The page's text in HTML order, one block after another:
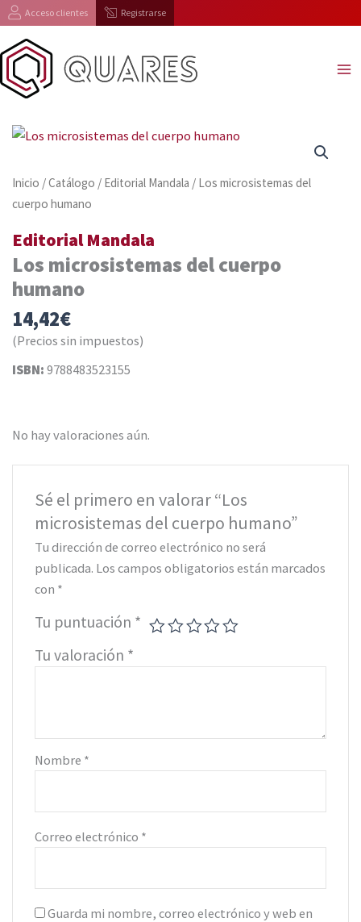
al
contenido
Acceso clientes Registrarse
Inicio /Catálogo / Editorial Mandala / Los microsistemas del
cuerpo humano
Editorial Mandala
Los microsistemas del cuerpo
humano
14,42€
(Precios sin impuestos)
ISBN: 9788483523155
No hay valoraciones aún.
Sé el primero en valorar “Los
microsistemas del cuerpo humano”
Tu dirección de correo electrónico no será
publicada. Los campos obligatorios están marcados
con *
Tu puntuación *
Tu valoración *
Nombre *
Correo electrónico *
Guarda mi nombre, correo electrónico y web en